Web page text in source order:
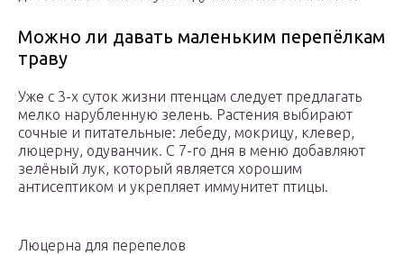
Можно ли давать маленьким перепёлкам
траву
Уже с 3-х суток жизни птенцам следует предлагать
мелко нарубленную зелень. Растения выбирают
сочные и питательные: лебеду, мокрицу, клевер,
люцерну, одуванчик. С 7-го дня в меню добавляют
зелёный лук, который является хорошим
антисептиком и укрепляет иммунитет птицы.
Люцерна для перепелов